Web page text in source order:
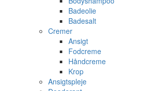
Badeolie
Badesalt
Cremer
Ansigt
Fodcreme
Håndcreme
Krop
Ansigtspleje